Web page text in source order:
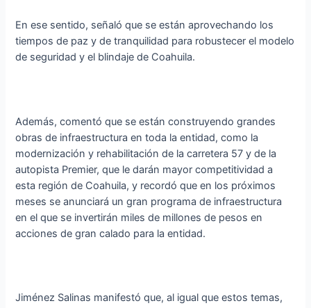
En ese sentido, señaló que se están aprovechando los
tiempos de paz y de tranquilidad para robustecer el modelo
de seguridad y el blindaje de Coahuila.
Además, comentó que se están construyendo grandes
obras de infraestructura en toda la entidad, como la
modernización y rehabilitación de la carretera 57 y de la
autopista Premier, que le darán mayor competitividad a
esta región de Coahuila, y recordó que en los próximos
meses se anunciará un gran programa de infraestructura
en el que se invertirán miles de millones de pesos en
acciones de gran calado para la entidad.
Jiménez Salinas manifestó que, al igual que estos temas,